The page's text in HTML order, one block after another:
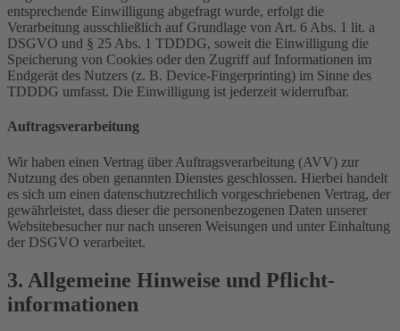
entsprechende Einwilligung abgefragt wurde, erfolgt die
Verarbeitung ausschließlich auf Grundlage von Art. 6 Abs. 1 lit. a
DSGVO und § 25 Abs. 1 TDDDG, soweit die Einwilligung die
Speicherung von Cookies oder den Zugriff auf Informationen im
Endgerät des Nutzers (z. B. Device-Fingerprinting) im Sinne des
TDDDG umfasst. Die Einwilligung ist jederzeit widerrufbar.
Auftragsverarbeitung
Wir haben einen Vertrag über Auftragsverarbeitung (AVV) zur
Nutzung des oben genannten Dienstes geschlossen. Hierbei handelt
es sich um einen datenschutzrechtlich vorgeschriebenen Vertrag, der
gewährleistet, dass dieser die personenbezogenen Daten unserer
Websitebesucher nur nach unseren Weisungen und unter Einhaltung
der DSGVO verarbeitet.
3. Allgemeine Hinweise und Pflicht­
informationen